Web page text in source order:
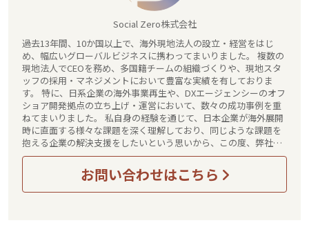
Social Zero株式会社
過去13年間、10か国以上で、海外現地法人の設立・経営をはじ
め、幅広いグローバルビジネスに携わってまいりました。 複数の
現地法人でCEOを務め、多国籍チームの組織づくりや、現地スタ
ッフの採用・マネジメントにおいて豊富な実績を有しておりま
す。 特に、日系企業の海外事業再生や、DXエージェンシーのオフ
ショア開発拠点の立ち上げ・運営において、数々の成功事例を重
ねてまいりました。 私自身の経験を通じて、日本企業が海外展開
時に直面する様々な課題を深く理解しており、同じような課題を
抱える企業の解決支援をしたいという思いから、この度、弊社
Social Zero株式会社を設立いたしました。 弊社は、海外展開の戦
略立案から現場レベルでの運営支援まで、少数精鋭のグローバル
ビジネス支援企業ならではのきめ細やかなサービスを展開してま
いります。 少数精鋭の海外進出支援企業として、『海外進出の可
お問い合わせはこちら